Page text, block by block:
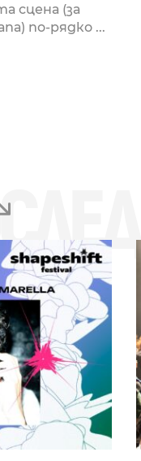
сцена (за
по-рядко ...